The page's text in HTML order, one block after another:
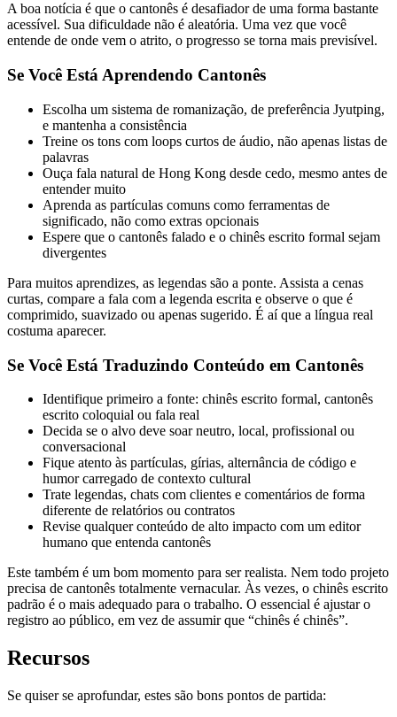
A boa notícia é que o cantonês é desafiador de uma forma bastante
acessível. Sua dificuldade não é aleatória. Uma vez que você
entende de onde vem o atrito, o progresso se torna mais previsível.
Se Você Está Aprendendo Cantonês
Escolha um sistema de romanização, de preferência Jyutping,
e mantenha a consistência
Treine os tons com loops curtos de áudio, não apenas listas de
palavras
Ouça fala natural de Hong Kong desde cedo, mesmo antes de
entender muito
Aprenda as partículas comuns como ferramentas de
significado, não como extras opcionais
Espere que o cantonês falado e o chinês escrito formal sejam
divergentes
Para muitos aprendizes, as legendas são a ponte. Assista a cenas
curtas, compare a fala com a legenda escrita e observe o que é
comprimido, suavizado ou apenas sugerido. É aí que a língua real
costuma aparecer.
Se Você Está Traduzindo Conteúdo em Cantonês
Identifique primeiro a fonte: chinês escrito formal, cantonês
escrito coloquial ou fala real
Decida se o alvo deve soar neutro, local, profissional ou
conversacional
Fique atento às partículas, gírias, alternância de código e
humor carregado de contexto cultural
Trate legendas, chats com clientes e comentários de forma
diferente de relatórios ou contratos
Revise qualquer conteúdo de alto impacto com um editor
humano que entenda cantonês
Este também é um bom momento para ser realista. Nem todo projeto
precisa de cantonês totalmente vernacular. Às vezes, o chinês escrito
padrão é o mais adequado para o trabalho. O essencial é ajustar o
registro ao público, em vez de assumir que “chinês é chinês”.
Recursos
Se quiser se aprofundar, estes são bons pontos de partida: